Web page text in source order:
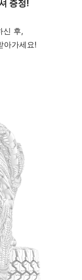
증정!
신 후,
아가세요!